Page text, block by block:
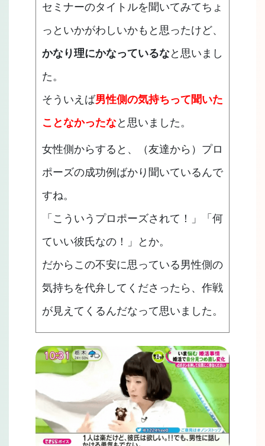
セミナーのタイトルを聞いてみてちょ
っといかがわしいかもと思ったけど、
かなり理にかなっているなと思いまし
た。
そういえば男性側の気持ちって聞いた
ことなかったなと思いました。
女性側からすると、（友達から）プロ
ポーズの成功例ばかり聞いているんで
すね。
「こういうプロポーズされて！」「何
ていい彼氏なの！」とか。
だからこの不安に思っている男性側の
気持ちを代弁してくださったら、作戦
が見えてくるんだなって思いました。